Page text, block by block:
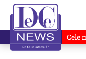
Cele